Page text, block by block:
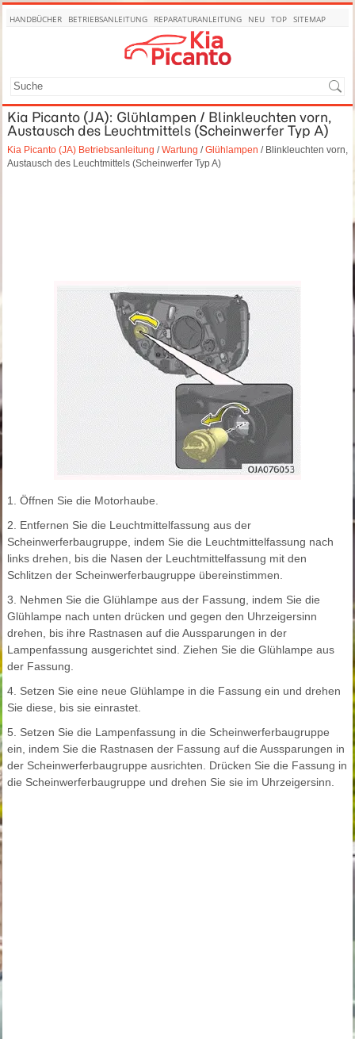
HANDBÜCHER BETRIEBSANLEITUNG REPARATURANLEITUNG NEU TOP SITEMAP
Kia Picanto (JA): Glühlampen / Blinkleuchten vorn,
Austausch des Leuchtmittels (Scheinwerfer Typ A)
Kia Picanto (JA) Betriebsanleitung /Wartung /Glühlampen / Blinkleuchten vorn,
Austausch des Leuchtmittels (Scheinwerfer Typ A)
1. Öffnen Sie die Motorhaube.
2. Entfernen Sie die Leuchtmittelfassung aus der
Scheinwerferbaugruppe, indem Sie die Leuchtmittelfassung nach
links drehen, bis die Nasen der Leuchtmittelfassung mit den
Schlitzen der Scheinwerferbaugruppe übereinstimmen.
3. Nehmen Sie die Glühlampe aus der Fassung, indem Sie die
Glühlampe nach unten drücken und gegen den Uhrzeigersinn
drehen, bis ihre Rastnasen auf die Aussparungen in der
Lampenfassung ausgerichtet sind. Ziehen Sie die Glühlampe aus
der Fassung.
4. Setzen Sie eine neue Glühlampe in die Fassung ein und drehen
Sie diese, bis sie einrastet.
5. Setzen Sie die Lampenfassung in die Scheinwerferbaugruppe
ein, indem Sie die Rastnasen der Fassung auf die Aussparungen in
der Scheinwerferbaugruppe ausrichten. Drücken Sie die Fassung in
die Scheinwerferbaugruppe und drehen Sie sie im Uhrzeigersinn.